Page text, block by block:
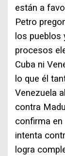
están a
Petro
los
procesos
Cuba ni
lo que él
Venezuela
contra
confirma
intenta
logra